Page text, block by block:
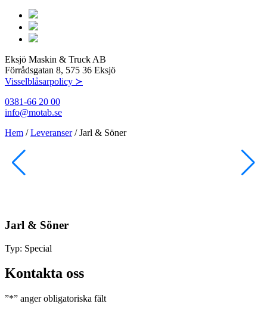
Eksjö Maskin & Truck AB
Förrådsgatan 8, 575 36 Eksjö
Visselblåsarpolicy ≻
0381-66 20 00
info@motab.se
Hem /Leveranser/Jarl & Söner
Jarl & Söner
Typ: Special
Kontakta oss
”*” anger obligatoriska fält